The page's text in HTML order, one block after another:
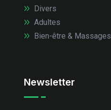
Divers
Adultes
Bien-être & Massages
Newsletter